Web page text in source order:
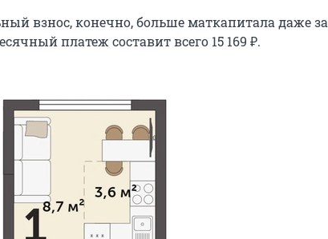
взнос, конечно, больше маткапитала даже за
платеж составит всего 15 169 ₽.